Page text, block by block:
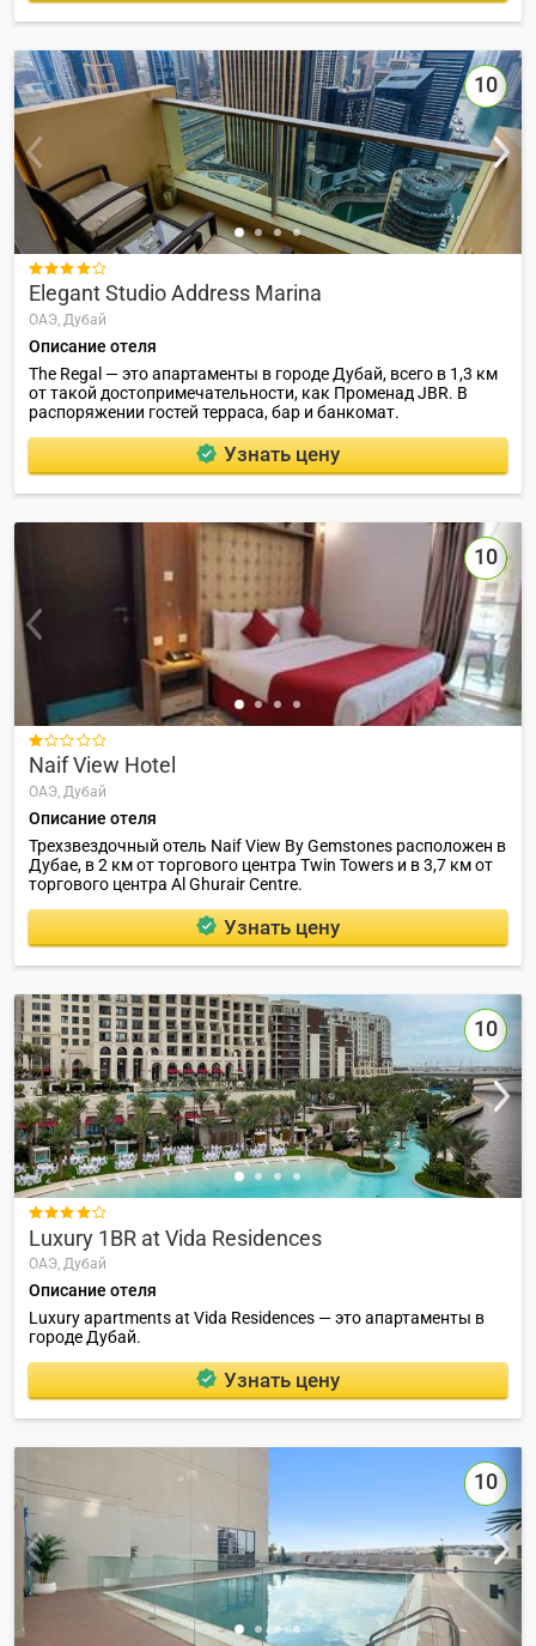
10

Elegant Studio Address Marina
ОАЭ, Дубай
Описание отеля
The Regal — это апартаменты в городе Дубай, всего в 1,3 км
от такой достопримечательности, как Променад JBR. В
распоряжении гостей терраса, бар и банкомат.
Узнать цену
10

Naif View Hotel
ОАЭ, Дубай
Описание отеля
Трехзвездочный отель Naif View By Gemstones расположен в
Дубае, в 2 км от торгового центра Twin Towers и в 3,7 км от
торгового центра Al Ghurair Centre.
Узнать цену
10

Luxury 1BR at Vida Residences
ОАЭ, Дубай
Описание отеля
Luxury apartments at Vida Residences — это апартаменты в
городе Дубай.
Узнать цену
10